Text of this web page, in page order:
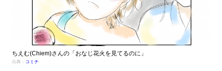
ちえむ(Chiem)さんの「おなじ花火を見てるのに」
出典： コミチ